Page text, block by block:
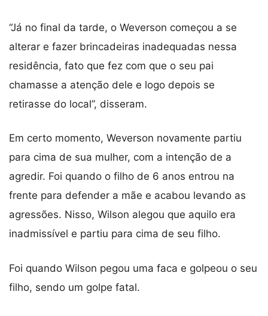
“Já no final da tarde, o Weverson começou a se
alterar e fazer brincadeiras inadequadas nessa
residência, fato que fez com que o seu pai
chamasse a atenção dele e logo depois se
retirasse do local”, disseram.
Em certo momento, Weverson novamente partiu
para cima de sua mulher, com a intenção de a
agredir. Foi quando o filho de 6 anos entrou na
frente para defender a mãe e acabou levando as
agressões. Nisso, Wilson alegou que aquilo era
inadmissível e partiu para cima de seu filho.
Foi quando Wilson pegou uma faca e golpeou o seu
filho, sendo um golpe fatal.